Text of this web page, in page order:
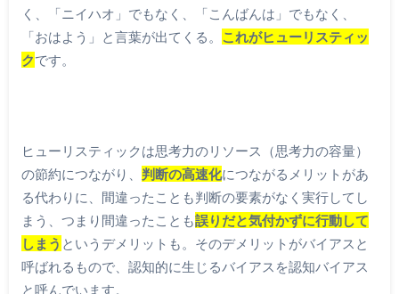
く、「ニイハオ」でもなく、「こんばんは」でもなく、
「おはよう」と言葉が出てくる。 これがヒューリスティッ
クです。
ヒューリスティックは思考力のリソース（思考力の容量）
の節約につながり、 判断の高速化につながるメリットがあ
る代わりに、間違ったことも判断の要素がなく実行してし
まう、つまり間違ったことも誤りだと気付かずに行動して
しまう というデメリットも。そのデメリットがバイアスと
呼ばれるもので、認知的に生じるバイアスを認知バイアス
と呼んでいます。